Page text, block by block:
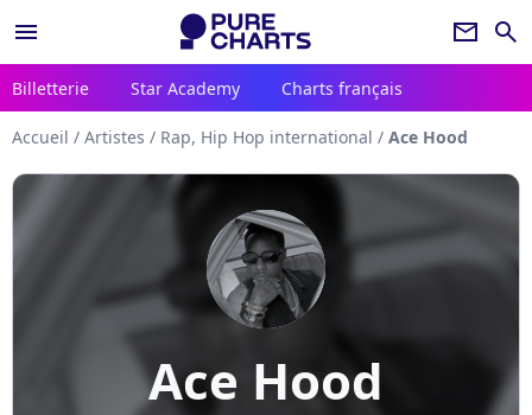
menu newsletter search
Billetterie Star Academy Charts français
Accueil / Artistes / Rap, Hip Hop international / Ace Hood
Ace Hood